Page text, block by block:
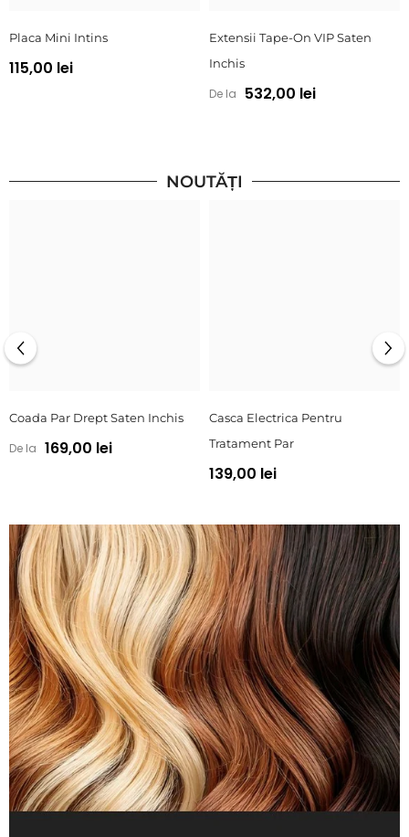
Placa Mini Intins
115,00 lei
Extensii Tape-On VIP Saten
Inchis
De la 532,00 lei
NOUTĂȚI
Coada Par Drept Saten Inchis
De la 169,00 lei
Casca Electrica Pentru
Tratament Par
139,00 lei